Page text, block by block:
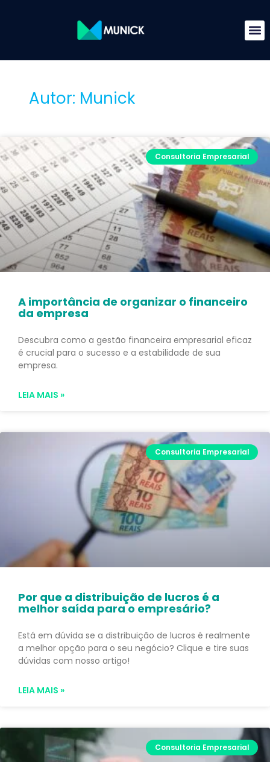
Autor: Munick
Consultoria Empresarial
A importância de organizar o financeiro
da empresa
Descubra como a gestão financeira empresarial eficaz
é crucial para o sucesso e a estabilidade de sua
empresa.
LEIA MAIS »
Consultoria Empresarial
Por que a distribuição de lucros é a
melhor saída para o empresário?
Está em dúvida se a distribuição de lucros é realmente
a melhor opção para o seu negócio? Clique e tire suas
dúvidas com nosso artigo!
LEIA MAIS »
Consultoria Empresarial